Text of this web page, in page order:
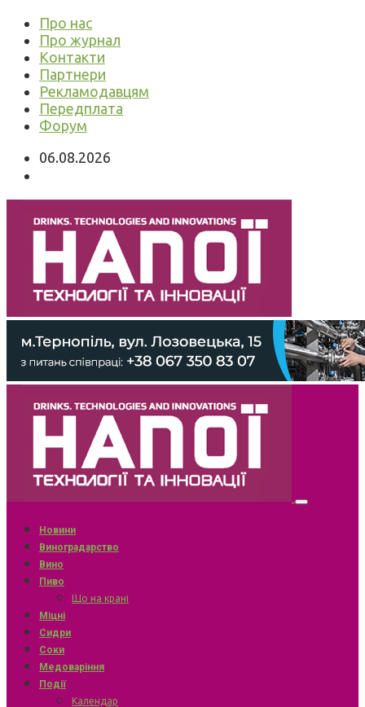
Про нас
Про журнал
Контакти
Партнери
Рекламодавцям
Передплата
Форум
06.08.2026
Новини
Виноградарство
Вино
Пиво
Що на крані
Міцні
Сидри
Соки
Медоваріння
Події
Календар